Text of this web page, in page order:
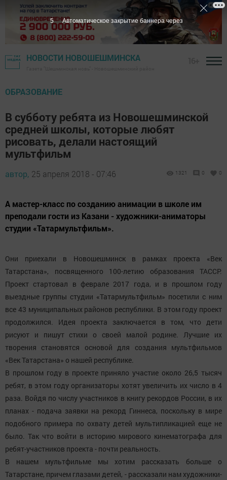
НОВОСТИ НОВОШЕШМИНСКА
ОБРАЗОВАНИЕ
В субботу ребята из Новошешминской
средней школы, которые любят
рисовать, делали настоящий
мультфильм
автор, 25 апреля 2018 - 07:46 1321 0 0
А мастер-класс по созданию анимации в школе им
преподали гости из Казани - художники-аниматоры
студии «Татармультфильм».
Они приехали в Новошешминск в рамках проекта «Век
Татарстана», посвященного 100-летию образования ТАССР.
Проект стартовал в феврале 2017 года, и в прошлом году
выездные группы студии «Татармультфильм» посетили с ним
все 43 муниципальных районов республики. В этом году проект
продолжился. Идея проекта заключается в том, что дети
рисуют и пишут стихи о своей малой родине. Лучшие их
творения становятся основой для создания мультфильмов
«Век Татарстана» о нашей республике.
В прошлом году в проекте приняло участие около 26,5 тысяч
ребят, в этом году организаторы хотят увеличить их число в 4
раза. Войдя по числу участников в книгу рекордов России, в их
планах - подача заявки на рекорд Гиннеса, поскольку в мире
подобного примера по охвату детей мультипликацией еще не
было. Так что войти в историю мирового кинематографа для
ребят-участников проекта - почти реальность.
В нашем мультфильме мы хотим рассказать больше о
Татарстане, причем глазами детей, - рассказали нам художники-
5 Автоматическое закрытие баннера через